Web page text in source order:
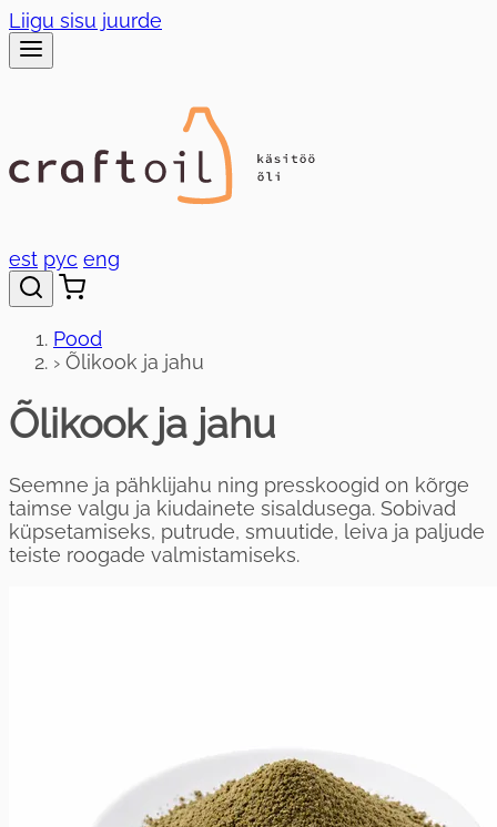
Liigu sisu juurde
est рус eng
Pood
› Õlikook ja jahu
Õlikook ja jahu
Seemne ja pähklijahu ning presskoogid on kõrge
taimse valgu ja kiudainete sisaldusega. Sobivad
küpsetamiseks, putrude, smuutide, leiva ja paljude
teiste roogade valmistamiseks.